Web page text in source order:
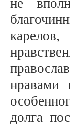
долга